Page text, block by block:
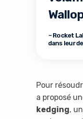
– Rocket
dans leur
Pour
a proposé
kedging,